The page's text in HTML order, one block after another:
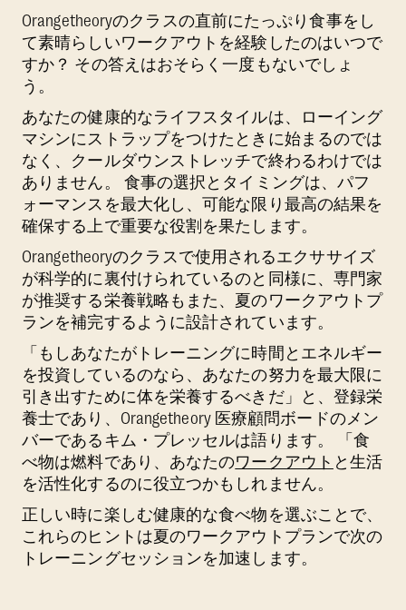
Orangetheoryのクラスの直前にたっぷり食事をし
て素晴らしいワークアウトを経験したのはいつで
すか？ その答えはおそらく一度もないでしょ
う。
あなたの健康的なライフスタイルは、ローイング
マシンにストラップをつけたときに始まるのでは
なく、クールダウンストレッチで終わるわけでは
ありません。 食事の選択とタイミングは、パフ
ォーマンスを最大化し、可能な限り最高の結果を
確保する上で重要な役割を果たします。
Orangetheoryのクラスで使用されるエクササイズ
が科学的に裏付けられているのと同様に、専門家
が推奨する栄養戦略もまた、夏のワークアウトプ
ランを補完するように設計されています。
「もしあなたがトレーニングに時間とエネルギー
を投資しているのなら、あなたの努力を最大限に
引き出すために体を栄養するべきだ」と、登録栄
養士であり、Orangetheory 医療顧問ボードのメン
バーであるキム・プレッセルは語ります。 「食
べ物は燃料であり、あなたのワークアウト と生活
を活性化するのに役立つかもしれません。
正しい時に楽しむ健康的な食べ物を選ぶことで、
これらのヒントは夏のワークアウトプランで次の
トレーニングセッションを加速します。